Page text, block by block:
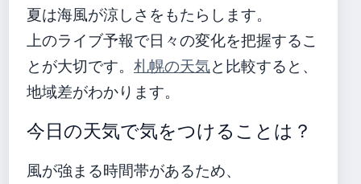
夏は海風が涼しさをもたらします。
上のライブ予報で日々の変化を把握するこ
とが大切です。 札幌の天気と比較すると、
地域差がわかります。
今日の天気で気をつけることは？
風が強まる時間帯があるため、